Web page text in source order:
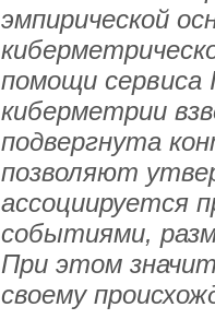
эмпирической
помощи сервиса
киберметрии
подвергнута
позволяют
ассоциируется
событиями,
При этом
своему